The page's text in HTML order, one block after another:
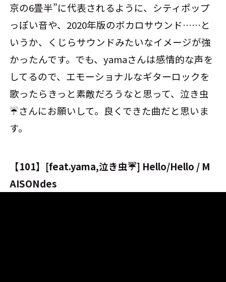
京の6畳半”に代表されるように、シティポップ
っぽい音や、2020年版のボカロサウンド……と
いうか、くじらサウンドみたいなイメージが強
かったんです。でも、yamaさんは感情的な声を
してるので、エモーショナルなギターロックを
歌ったらきっと素敵だろうなと思って、泣き虫
☔さんにお願いして。良くできた曲だと思いま
す。
【101】[feat.yama,泣き虫☔️] Hello/Hello / M
AISONdes